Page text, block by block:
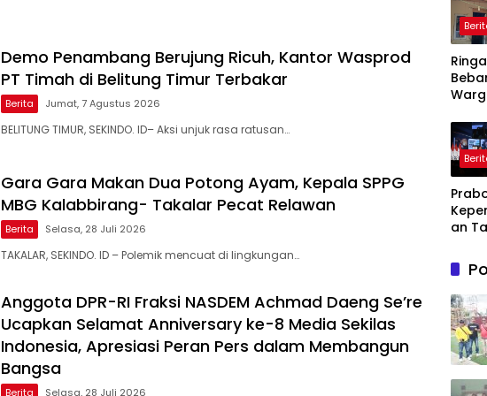
Demo Penambang Berujung Ricuh, Kantor Wasprod
PT Timah di Belitung Timur Terbakar
Berita Jumat, 7 Agustus 2026
BELITUNG TIMUR, SEKINDO. ID– Aksi unjuk rasa ratusan…
Gara Gara Makan Dua Potong Ayam, Kepala SPPG
MBG Kalabbirang- Takalar Pecat Relawan
Berita Selasa, 28 Juli 2026
TAKALAR, SEKINDO. ID – Polemik mencuat di lingkungan…
Anggota DPR-RI Fraksi NASDEM Achmad Daeng Se’re
Ucapkan Selamat Anniversary ke-8 Media Sekilas
Indonesia, Apresiasi Peran Pers dalam Membangun
Bangsa
Berita Selasa, 28 Juli 2026
Daya
ke
an
Lahir
dan